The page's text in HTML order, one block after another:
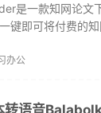
是一款知网论文
键即可将付费的
办公